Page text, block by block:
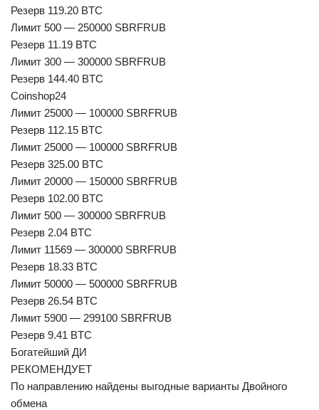
Резерв 119.20 BTC
Лимит 500 — 250000 SBRFRUB
Резерв 11.19 BTC
Лимит 300 — 300000 SBRFRUB
Резерв 144.40 BTC
Coinshop24
Лимит 25000 — 100000 SBRFRUB
Резерв 112.15 BTC
Лимит 25000 — 100000 SBRFRUB
Резерв 325.00 BTC
Лимит 20000 — 150000 SBRFRUB
Резерв 102.00 BTC
Лимит 500 — 300000 SBRFRUB
Резерв 2.04 BTC
Лимит 11569 — 300000 SBRFRUB
Резерв 18.33 BTC
Лимит 50000 — 500000 SBRFRUB
Резерв 26.54 BTC
Лимит 5900 — 299100 SBRFRUB
Резерв 9.41 BTC
Богатейший ДИ
РЕКОМЕНДУЕТ
По направлению найдены выгодные варианты Двойного
обмена